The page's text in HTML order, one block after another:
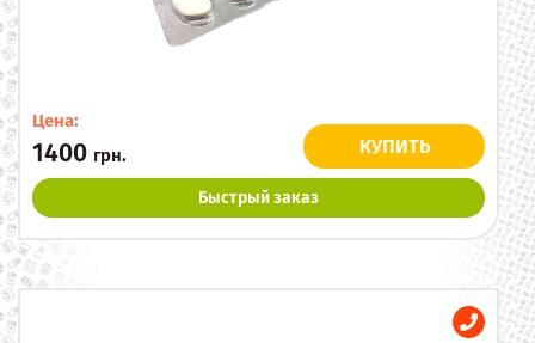
Цена:
1400 грн. КУПИТЬ
Быстрый заказ